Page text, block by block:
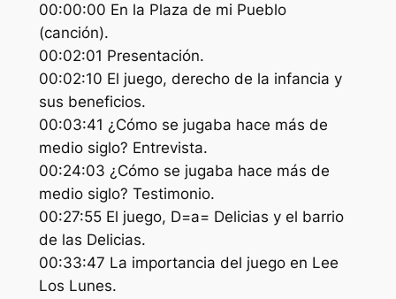
00:00:00 En la Plaza de mi Pueblo
(canción).
00:02:01 Presentación.
00:02:10 El juego, derecho de la infancia y
sus beneficios.
00:03:41 ¿Cómo se jugaba hace más de
medio siglo? Entrevista.
00:24:03 ¿Cómo se jugaba hace más de
medio siglo? Testimonio.
00:27:55 El juego, D=a= Delicias y el barrio
de las Delicias.
00:33:47 La importancia del juego en Lee
Los Lunes.